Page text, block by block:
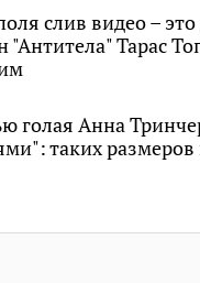
слив видео –
Тарас
голая Анна
таких